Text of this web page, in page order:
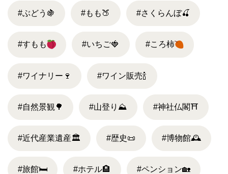
#ぶどう 🍇 #もも🍑 #さくらんぼ🍒
#すもも #いちご🍓 #ころ柿
#ワイナリー 🍷 #ワイン販売🍾
#自然景観🌳 #山登り ⛰ #神社仏閣⛩
#近代産業遺産🏛 #歴史📜 #博物館🕰
#旅館🛏 #ホテル🏨 #ペンション🏡